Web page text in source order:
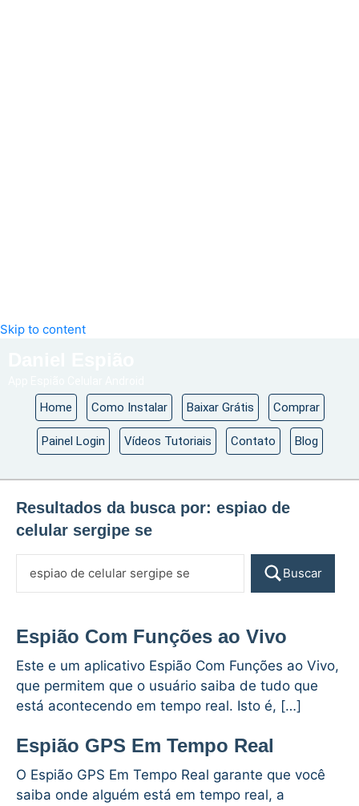
Skip to content
Home Como Instalar Baixar Grátis Comprar
Painel Login Vídeos Tutoriais Contato Blog
Resultados da busca por: espiao de
celular sergipe se
Buscar
Espião Com Funções ao Vivo
Este e um aplicativo Espião Com Funções ao Vivo,
que permitem que o usuário saiba de tudo que
está acontecendo em tempo real. Isto é, […]
Espião GPS Em Tempo Real
O Espião GPS Em Tempo Real garante que você
saiba onde alguém está em tempo real, a